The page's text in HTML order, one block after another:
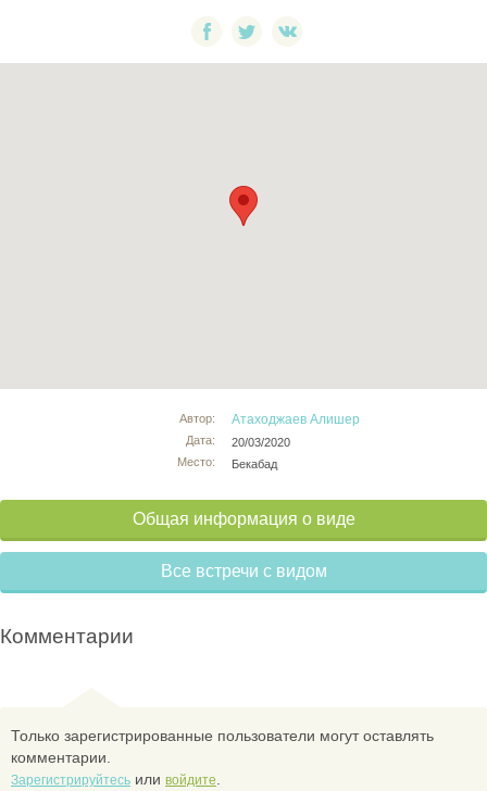
Автор:
Дата:
Место:
Атаходжаев Алишер
20/03/2020
Бекабад
Общая информация о виде
Все встречи с видом
Комментарии
Только зарегистрированные пользователи могут оставлять
комментарии.
Зарегистрируйтесь или войдите